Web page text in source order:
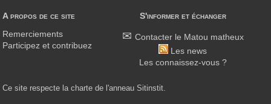
A propos de ce site
Remerciements
Participez et contribuez
S'informer et échanger
Contacter le Matou matheux
Les news
Les connaissez-vous ?
Ce site respecte la charte de l'anneau Sitinstit.